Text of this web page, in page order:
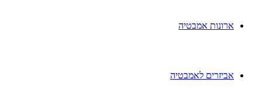
ארונות אמבטיה
אביזרים לאמבטיה